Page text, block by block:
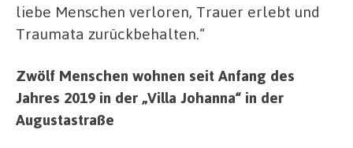
liebe Menschen verloren, Trauer erlebt und
Traumata zurückbehalten.“
Zwölf Menschen wohnen seit Anfang des
Jahres 2019 in der „Villa Johanna“ in der
Augustastraße